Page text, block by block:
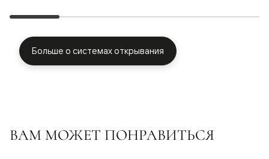
Больше о системах открывания
ВАМ МОЖЕТ ПОНРАВИТЬСЯ